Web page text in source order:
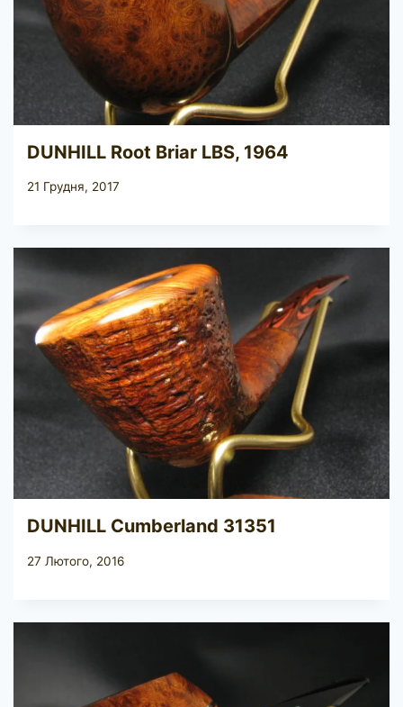
DUNHILL Root Briar LBS, 1964
21 Грудня, 2017
DUNHILL Cumberland 31351
27 Лютого, 2016